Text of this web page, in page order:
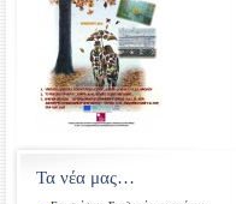
Τα νέα μας…